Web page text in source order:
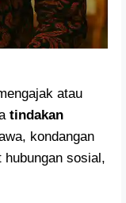
atau
tindakan
kondangan
hubungan sosial,